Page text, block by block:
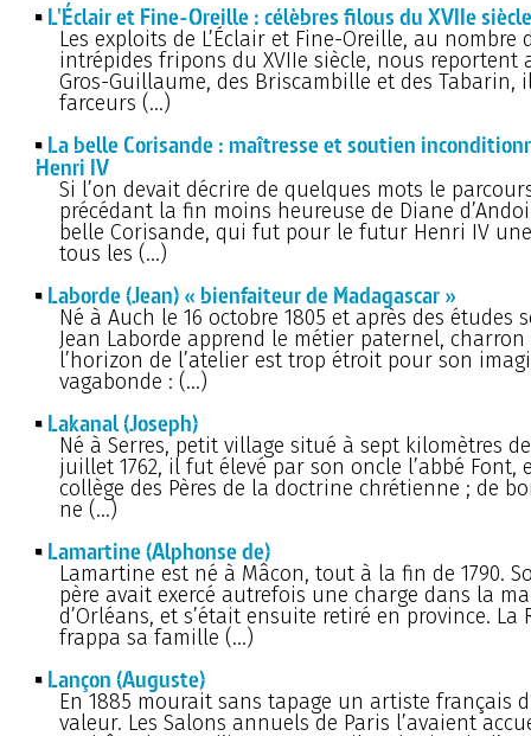
L'Éclair et Fine-Oreille : célèbres filous du XVIIe siècle
Les exploits de L’Éclair et Fine-Oreille, au nombre
intrépides fripons du XVIIe siècle, nous reportent
Gros-Guillaume, des Briscambille et des Tabarin,
farceurs (…)
La belle Corisande : maîtresse et soutien
Henri IV
Si l’on devait décrire de quelques mots le
précédant la fin moins heureuse de Diane
belle Corisande, qui fut pour le futur Henri IV
tous les (…)
Laborde (Jean) « bienfaiteur de Madagascar »
Né à Auch le 16 octobre 1805 et après des études
Jean Laborde apprend le métier paternel, charron
l’horizon de l’atelier est trop étroit pour son
vagabonde : (…)
Lakanal (Joseph)
Né à Serres, petit village situé à sept kilomètres
juillet 1762, il fut élevé par son oncle l’abbé Font,
collège des Pères de la doctrine chrétienne ; de
ne (…)
Lamartine (Alphonse de)
Lamartine est né à Mâcon, tout à la fin de 1790.
père avait exercé autrefois une charge dans la
d’Orléans, et s’était ensuite retiré en province. La
frappa sa famille (…)
Lançon (Auguste)
En 1885 mourait sans tapage un artiste français
valeur. Les Salons annuels de Paris l’avaient